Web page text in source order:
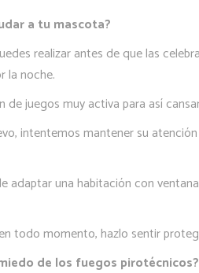
a tu mascota?
realizar antes de que las
la noche.
de juegos muy activa para así
intentemos mantener su
adaptar una habitación con
todo momento, hazlo sentir
de los fuegos pirotécnicos?